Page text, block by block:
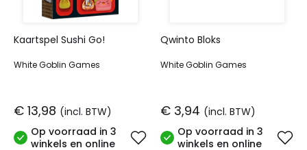
Kaartspel Sushi Go!
White Goblin Games
€ 13,98 (incl. BTW)
Op voorraad in 3
winkels en online
Qwinto Bloks
White Goblin Games
€ 3,94 (incl. BTW)
Op voorraad in 3
winkels en online